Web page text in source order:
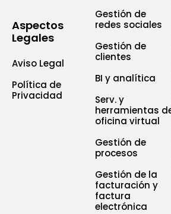
Aspectos
Legales
Aviso Legal
Política de
Privacidad
Gestión de
redes sociales
Gestión de
clientes
BI y analítica
Serv. y
herramientas
oficina virtual
Gestión de
procesos
Gestión de la
facturación y
factura
electrónica